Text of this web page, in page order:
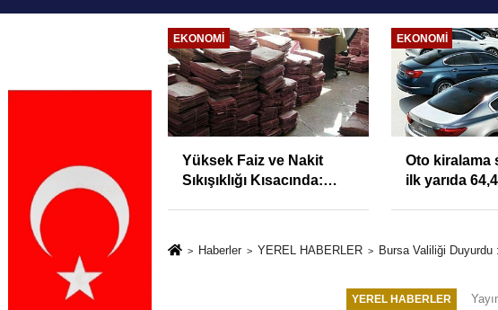
EĞITIM
ETSO ve İSO Arasında
İstihdam Odaklı Mesleki
SIYASET
Dervişoğlu:
Yasa Çözüm
Haberler YEREL HABERLER Bursa Valiliği Duyurdu
YEREL HABERLER